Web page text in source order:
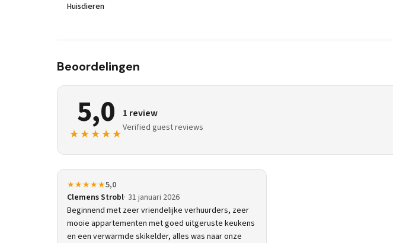
Huisdieren
Beoordelingen
5,0
★★★★★
1 review
Verified guest reviews
★★★★★5,0
Clemens Strobl 31 januari 2026
Beginnend met zeer vriendelijke verhuurders, zeer
mooie appartementen met goed uitgeruste keukens
en een verwarmde skikelder, alles was naar onze